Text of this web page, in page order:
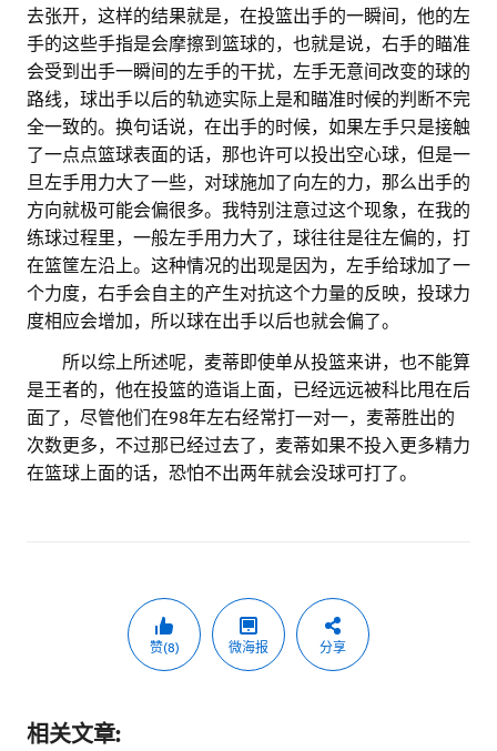
去张开，这样的结果就是，在投篮出手的一瞬间，他的左
手的这些手指是会摩擦到篮球的，也就是说，右手的瞄准
会受到出手一瞬间的左手的干扰，左手无意间改变的球的
路线，球出手以后的轨迹实际上是和瞄准时候的判断不完
全一致的。换句话说，在出手的时候，如果左手只是接触
了一点点篮球表面的话，那也许可以投出空心球，但是一
旦左手用力大了一些，对球施加了向左的力，那么出手的
方向就极可能会偏很多。我特别注意过这个现象，在我的
练球过程里，一般左手用力大了，球往往是往左偏的，打
在篮筐左沿上。这种情况的出现是因为，左手给球加了一
个力度，右手会自主的产生对抗这个力量的反映，投球力
度相应会增加，所以球在出手以后也就会偏了。
所以综上所述呢，麦蒂即使单从投篮来讲，也不能算
是王者的，他在投篮的造诣上面，已经远远被科比甩在后
面了，尽管他们在98年左右经常打一对一，麦蒂胜出的
次数更多，不过那已经过去了，麦蒂如果不投入更多精力
在篮球上面的话，恐怕不出两年就会没球可打了。
赞(8) 微海报 分享
相关文章: